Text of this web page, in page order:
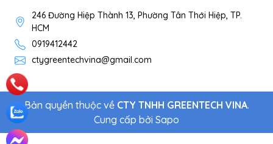
246 Đường Hiệp Thành 13, Phường Tân Thới Hiệp, TP.
HCM
0919412442
ctygreentechvina@gmail.com
Bản quyền thuộc về CTY TNHH GREENTECH VINA.
Cung cấp bởi Sapo